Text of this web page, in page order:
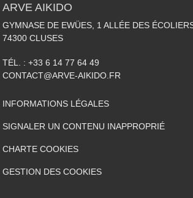
ARVE AIKIDO
GYMNASE DE EWÜES, 1 ALLÉE DES
74300 CLUSES
TÉL. : +33 6 14 77 64 49
CONTACT@ARVE-AIKIDO.FR
INFORMATIONS LÉGALES
SIGNALER UN CONTENU INAPPROPRIÉ
CHARTE COOKIES
GESTION DES COOKIES